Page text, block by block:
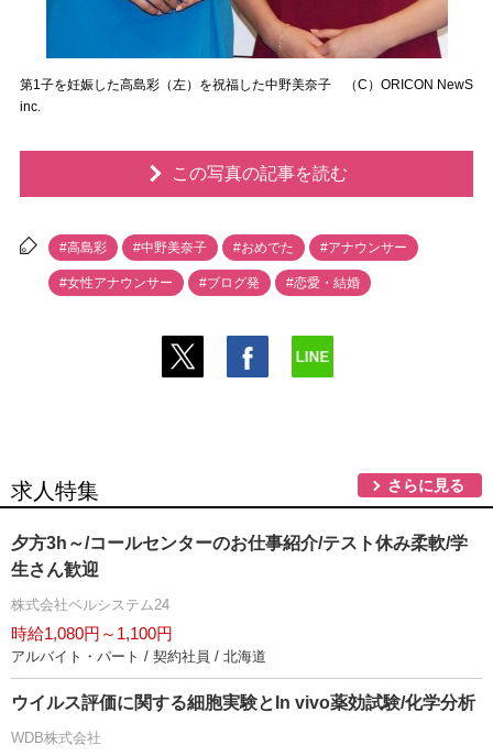
第1子を妊娠した高島彩（左）を祝福した中野美奈子 （C）ORICON NewS
inc.
この写真の記事を読む
#高島彩 #中野美奈子 #おめでた #アナウンサー
#女性アナウンサー #ブログ発 #恋愛・結婚
求人特集 さらに見る
夕方3h～/コールセンターのお仕事紹介/テスト休み柔軟/学
生さん歓迎
株式会社ベルシステム24
時給1,080円～1,100円
アルバイト・パート / 契約社員 / 北海道
ウイルス評価に関する細胞実験とIn vivo薬効試験/化学分析
WDB株式会社